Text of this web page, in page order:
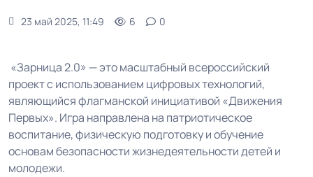
23 май 2025, 11:49 6 0
«Зарница 2.0» — это масштабный всероссийский
проект с использованием цифровых технологий,
являющийся флагманской инициативой «Движения
Первых». Игра направлена на патриотическое
воспитание, физическую подготовку и обучение
основам безопасности жизнедеятельности детей и
молодежи.